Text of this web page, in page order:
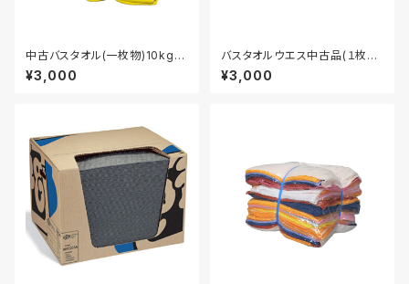
中古バスタオル(一枚物)10kgセ
ット
¥3,000
バスタオルウエス中古品(１枚も
の) 白 10ｋｇ
¥3,000